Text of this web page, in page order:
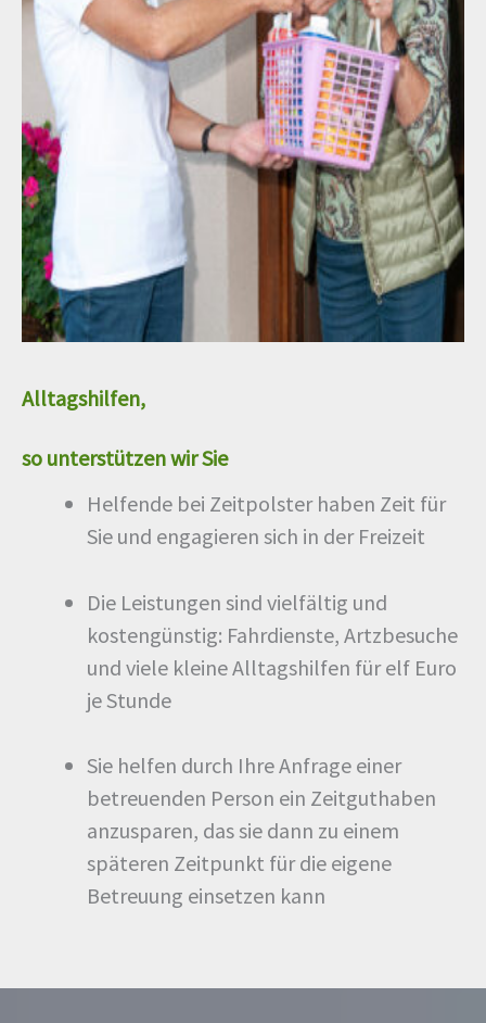
Alltagshilfen,
so unterstützen wir Sie
Helfende bei Zeitpolster haben Zeit für
Sie und engagieren sich in der Freizeit
Die Leistungen sind vielfältig und
kostengünstig: Fahrdienste, Artzbesuche
und viele kleine Alltagshilfen für elf Euro
je Stunde
Sie helfen durch Ihre Anfrage einer
betreuenden Person ein Zeitguthaben
anzusparen, das sie dann zu einem
späteren Zeitpunkt für die eigene
Betreuung einsetzen kann